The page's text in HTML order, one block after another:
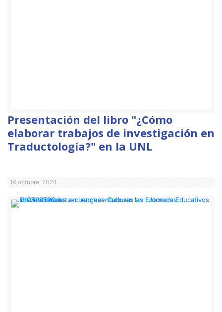
Presentación del libro "¿Cómo
elaborar trabajos de investigación en
Traductología?" en la UNL
16 octubre, 2024